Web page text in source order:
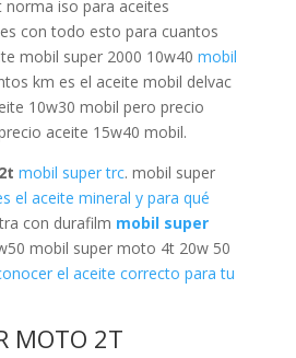
iso para aceites
con todo esto para cuantos
mobil super 2000 10w40 mobil
km es el aceite mobil delvac
10w30 mobil pero precio
aceite 15w40 mobil.
mobil super trc. mobil super
el aceite mineral y para qué
con durafilm mobil super
mobil super moto 4t 20w 50
el aceite correcto para tu
MOTO 2T